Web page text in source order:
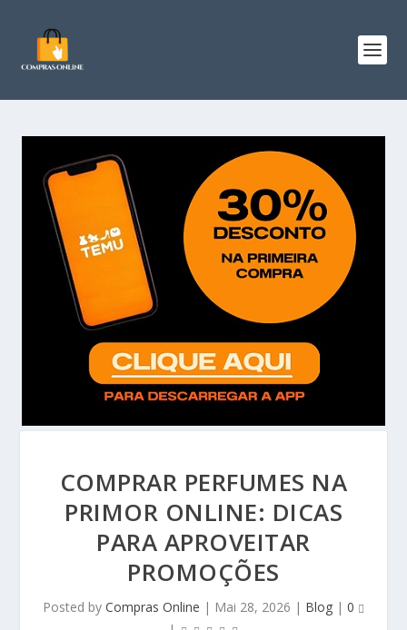
COMPRAR PERFUMES NA
PRIMOR ONLINE: DICAS
PARA APROVEITAR
PROMOÇÕES
Posted by Compras Online | Mai 28, 2026 | Blog | 0